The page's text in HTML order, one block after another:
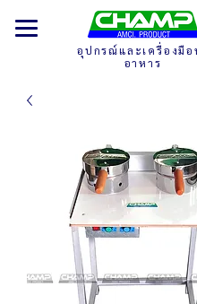
อุปกรณ์และเครื่องมือ
อาหาร